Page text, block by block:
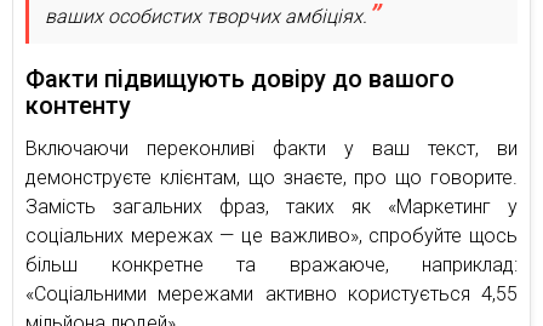
ваших особистих творчих амбіціях.
Факти підвищують довіру до вашого
контенту
Включаючи переконливі факти у ваш текст, ви
демонструєте клієнтам, що знаєте, про що говорите.
Замість загальних фраз, таких як «Маркетинг у
соціальних мережах — це важливо», спробуйте щось
більш конкретне та вражаюче, наприклад:
«Соціальними мережами активно користується 4,55